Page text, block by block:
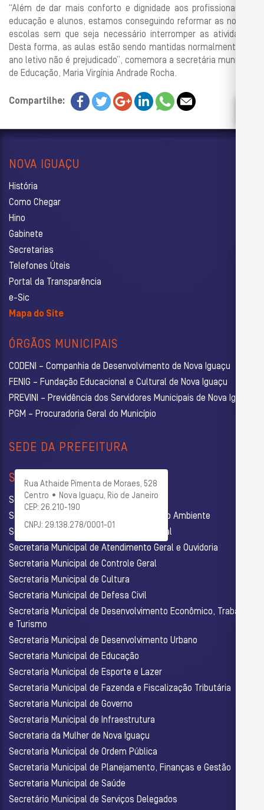
“Além de dar mais conforto e dignidade aos profissionais da
educação e alunos, estamos conseguindo reformar as nossas
escolas sem que seja necessário interromper as atividades.
Desta forma, as aulas estão sendo mantidas normalmente e o
ano letivo não é prejudicado”, comemora a secretária municipal
de Educação, Maria Virgínia Andrade Rocha.
Compartilhe:
NOVA IGUAÇU
História
Como Chegar
Hino
Gabinete
Secretarias
Telefones Úteis
Portal da Transparência
e-Sic
Mapa do Site
ÓRGÃOS MUNICIPAIS
CODENI – Companhia de Desenvolvimento de Nova Iguaçu
FENIG – Fundação Educacional e Cultural de Nova Iguaçu
PREVINI – Previdência dos Servidores Municipais de Nova Iguaçu
PGM – Procuradoria Geral do Município
SEDE DA PREFEITURA
Rua Athaide Pimenta de Moraes, 528
Centro • Nova Iguaçu, Rio de Janeiro
CEP: 26.210-190
CNPJ: 29.138.278/0001-01
SECRETARIAS
Secretaria Municipal de Administração
Secretaria Municipal de Agricultura e Meio Ambiente
Secretaria Municipal de Assistência Social
Secretaria Municipal de Atendimento Geral e Ouvidoria
Secretaria Municipal de Controle Geral
Secretaria Municipal de Cultura
Secretaria Municipal de Defesa Civil
Secretaria Municipal de Desenvolvimento Econômico, Trabalho
e Turismo
Secretaria Municipal de Desenvolvimento Urbano
Secretaria Municipal de Educação
Secretaria Municipal de Esporte e Lazer
Secretaria Municipal de Fazenda e Fiscalização Tributária
Secretaria Municipal de Governo
Secretaria Municipal de Infraestrutura
Secretaria da Mulher de Nova Iguaçu
Secretaria Municipal de Ordem Pública
Secretaria Municipal de Planejamento, Finanças e Gestão
Secretaria Municipal de Saúde
Secretário Municipal de Serviços Delegados